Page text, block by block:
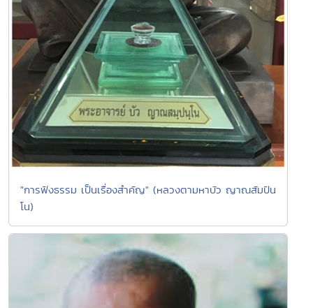
"การฟังธรรม เป็นเรื่องสำคัญ" (หลวงตามหาบัว ญาณสัมปัน
โน)